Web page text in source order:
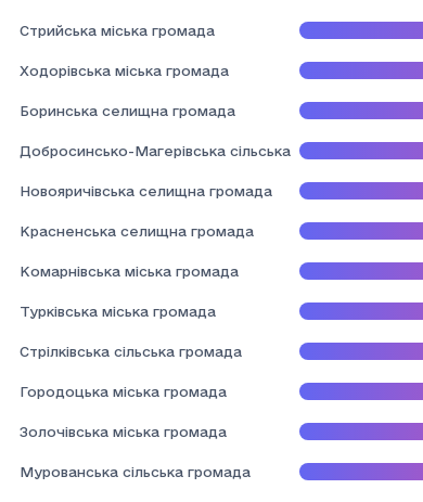
Стрийська міська громада
Ходорівська міська громада
Боринська селищна громада
Добросинсько-Магерівська сільська громада
Новояричівська селищна громада
Красненська селищна громада
Комарнівська міська громада
Турківська міська громада
Стрілківська сільська громада
Городоцька міська громада
Золочівська міська громада
Мурованська сільська громада